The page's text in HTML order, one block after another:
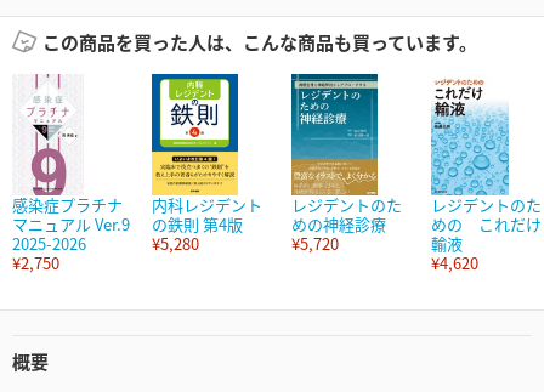
この商品を買った人は、こんな商品も買っています。
感染症プラチナ
マニュアル Ver.9
2025-2026
¥2,750
内科レジデント
の鉄則 第4版
¥5,280
レジデントのた
めの神経診療
¥5,720
レジデントのた
めの これだけ
輸液
¥4,620
概要